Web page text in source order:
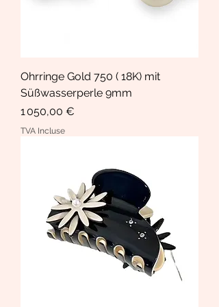
Ohrringe Gold 750 ( 18K) mit
Süßwasserperle 9mm
Prix
1 050,00 €
TVA Incluse